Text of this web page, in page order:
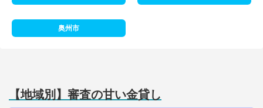
奥州市
【地域別】審査の甘い金貸し